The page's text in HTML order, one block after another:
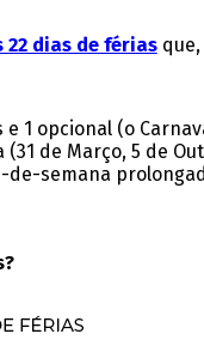
22 dias de fériasque,
1 opcional (o
de Março, 5 de
semana